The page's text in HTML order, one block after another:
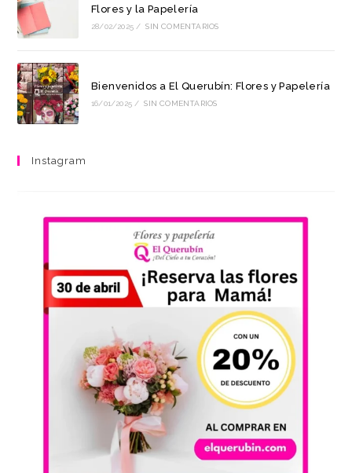
Flores y la Papelería
28/02/2025 / SIN COMENTARIOS
Bienvenidos a El Querubín: Flores y Papelería
16/01/2025 / SIN COMENTARIOS
Instagram